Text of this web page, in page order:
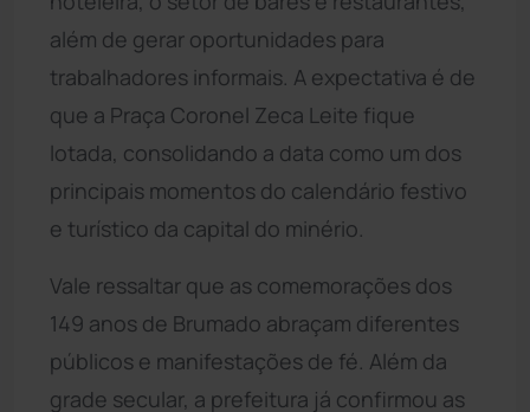
além de gerar oportunidades para
trabalhadores informais. A expectativa é de
que a Praça Coronel Zeca Leite fique
lotada, consolidando a data como um dos
principais momentos do calendário festivo
e turístico da capital do minério.
Vale ressaltar que as comemorações dos
149 anos de Brumado abraçam diferentes
públicos e manifestações de fé. Além da
grade secular, a prefeitura já confirmou as